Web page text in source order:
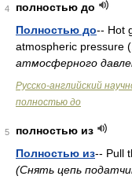
4
полностью до
Полностью до-- Hot
atmospheric pressure
атмосферного
Русско-английский
полностью до
5
полностью из
Полностью из-- Pull
(Снять цепь